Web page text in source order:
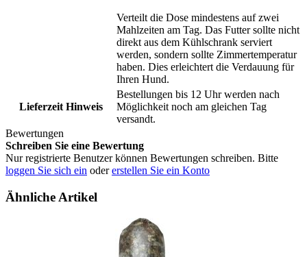
Verteilt die Dose mindestens auf zwei
Mahlzeiten am Tag. Das Futter sollte nicht
direkt aus dem Kühlschrank serviert
werden, sondern sollte Zimmertemperatur
haben. Dies erleichtert die Verdauung für
Ihren Hund.
Lieferzeit Hinweis
Bestellungen bis 12 Uhr werden nach
Möglichkeit noch am gleichen Tag
versandt.
Bewertungen
Schreiben Sie eine Bewertung
Nur registrierte Benutzer können Bewertungen schreiben. Bitte
loggen Sie sich ein odererstellen Sie ein Konto
Ähnliche Artikel